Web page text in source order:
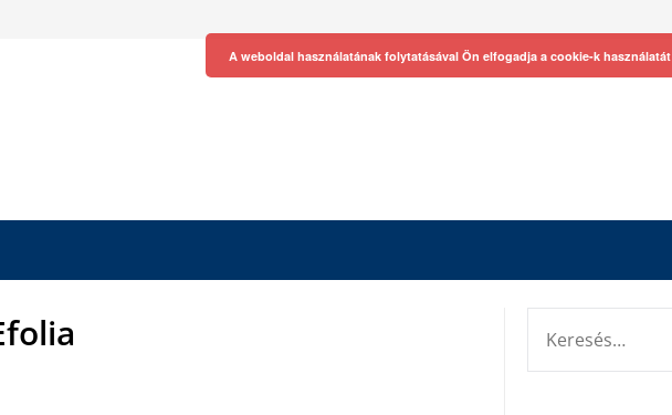
A weboldal használatának folytatásával Ön elfogadja a cookie-k használatát